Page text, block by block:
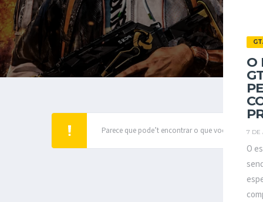
O
7 DE
O
Parece que pode’t encontrar o que você’re